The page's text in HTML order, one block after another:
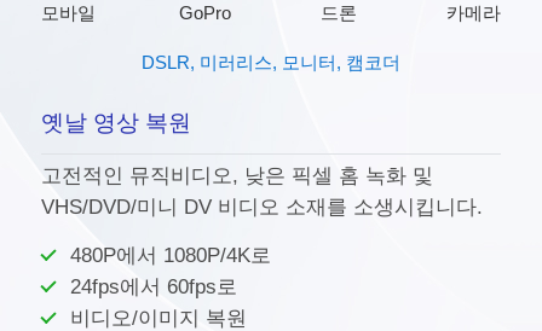
상기AI
모바일 GoPro 드론 카메라
DSLR, 미러리스, 모니터, 캠코더
옛날 영상 복원
고전적인 뮤직비디오, 낮은 픽셀 홈 녹화 및
VHS/DVD/미니 DV 비디오 소재를 소생시킵니다.
480P에서 1080P/4K로
24fps에서 60fps로
비디오/이미지 복원